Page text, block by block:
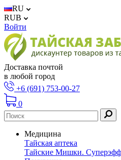
RU
RUB
Войти
Доставка почтой
в любой город
+6 (691) 753-00-27
0
Медицина
Тайская аптека
Тайские Мишки.